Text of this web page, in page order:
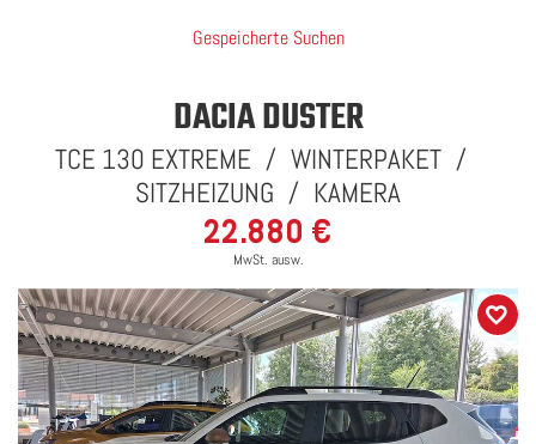
Gespeicherte Suchen
DACIA DUSTER
TCE 130 EXTREME / WINTERPAKET /
SITZHEIZUNG / KAMERA
22.880 €
MwSt. ausw.